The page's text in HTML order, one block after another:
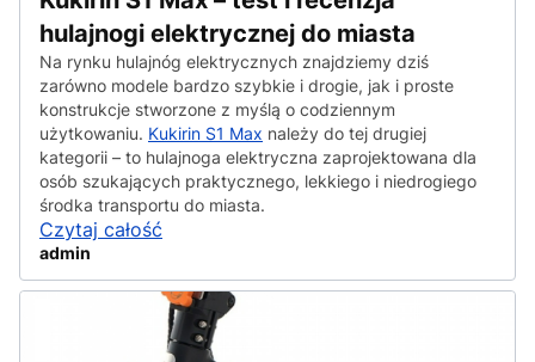
hulajnogi elektrycznej do miasta
Na rynku hulajnóg elektrycznych znajdziemy dziś
zarówno modele bardzo szybkie i drogie, jak i proste
konstrukcje stworzone z myślą o codziennym
użytkowaniu. Kukirin S1 Max należy do tej drugiej
kategorii – to hulajnoga elektryczna zaprojektowana dla
osób szukających praktycznego, lekkiego i niedrogiego
środka transportu do miasta.
Czytaj całość
admin